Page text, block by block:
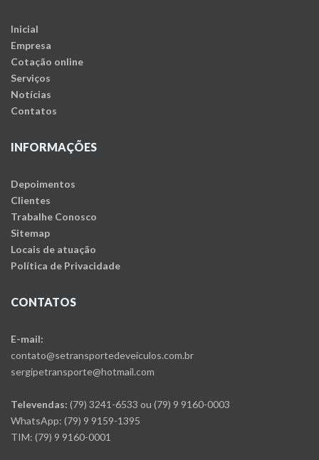
Inicial
Empresa
Cotação online
Serviços
Notícias
Contatos
INFORMAÇÕES
Depoimentos
Clientes
Trabalhe Conosco
Sitemap
Locais de atuação
Política de Privacidade
CONTATOS
E-mail:
contato@setransportedeveiculos.com.br
sergipetransporte@hotmail.com
Televendas: (79) 3241-6533 ou (79) 9 9160-0003
WhatsApp: (79) 9 9159-1395
TIM: (79) 9 9160-0001